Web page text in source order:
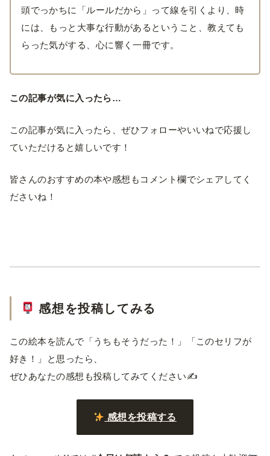
頭でっかちに「ルールだから」って線を引くより、時
には、もっと大事な行動があるということ、教えても
らった気がする、心に響く一冊です。
この記事が気に入ったら…
この記事が気に入ったら、ぜひフォローやいいねで応援し
ていただけると嬉しいです！
皆さんのおすすめの本や感想もコメント欄でシェアしてく
ださいね！
感想を投稿してみる
この絵本を読んで「うちもそうだった！」「このセリフが
好き！」と思ったら、
ぜひあなたの感想も投稿してみてください✍️
感想を投稿する